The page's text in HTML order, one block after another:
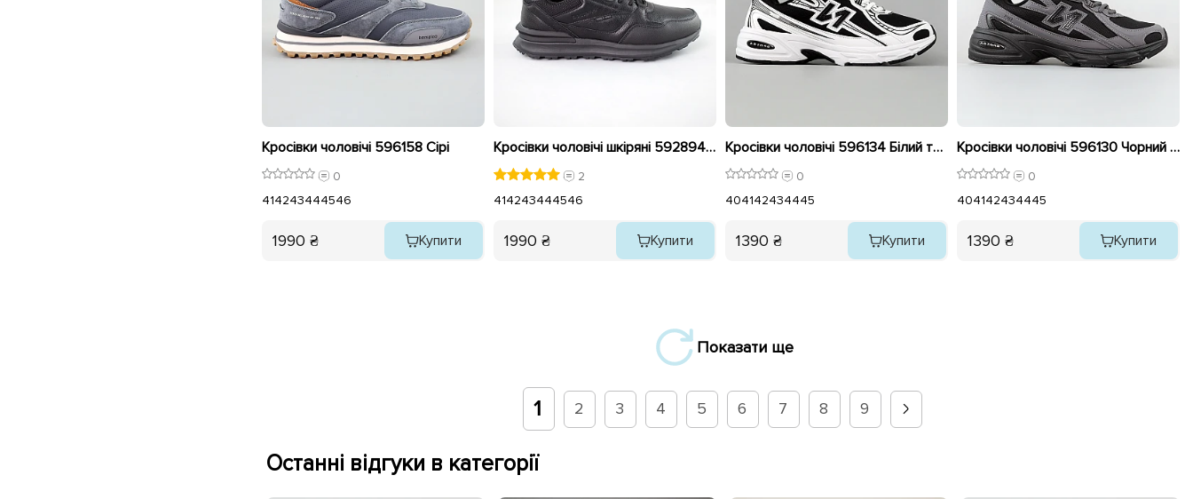
Кросівки чоловічі 596158 Сірі
0
414243444546
1990 ₴ Купити
Кросівки чоловічі шкіряні 592894 Чорні
2
414243444546
1990 ₴ Купити
Кросівки чоловічі 596134 Білий та чорний
0
404142434445
1390 ₴ Купити
Кросівки чоловічі 596130 Чорний із сірим
0
404142434445
1390 ₴ Купити
Показати ще
1 2 3 4 5 6 7 8 9
Останні відгуки в категорії